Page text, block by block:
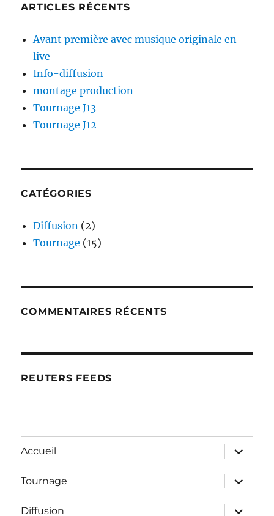
ARTICLES RÉCENTS
Avant première avec musique originale en
live
Info-diffusion
montage production
Tournage J13
Tournage J12
CATÉGORIES
Diffusion (2)
Tournage (15)
COMMENTAIRES RÉCENTS
REUTERS FEEDS
Accueil
ouvrir
le
sous-
menu
Tournage
ouvrir
le
sous-
menu
Diffusion
ouvrir